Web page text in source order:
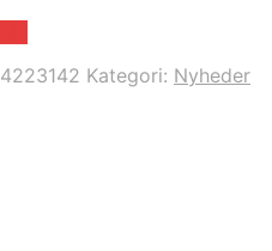
Kategori: Nyheder